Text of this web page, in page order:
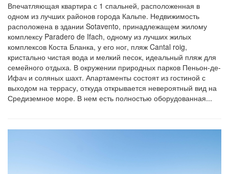
Впечатляющая квартира с 1 спальней, расположенная в
одном из лучших районов города Кальпе. Недвижимость
расположена в здании Sotavento, принадлежащем жилому
комплексу Paradero de Ifach, одному из лучших жилых
комплексов Коста Бланка, у его ног, пляж Cantal roig,
кристально чистая вода и мелкий песок, идеальный пляж для
семейного отдыха. В окружении природных парков Пеньон-де-
Ифач и соляных шахт. Апартаменты состоят из гостиной с
выходом на террасу, откуда открывается невероятный вид на
Средиземное море. В нем есть полностью оборудованная...